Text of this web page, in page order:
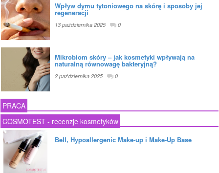
Wpływ dymu tytoniowego na skórę i sposoby jej
regeneracji
13 października 2025 0
Mikrobiom skóry – jak kosmetyki wpływają na
naturalną równowagę bakteryjną?
2 października 2025 0
PRACA
COSMOTEST - recenzje kosmetyków
Bell, Hypoallergenic Make-up i Make-Up Base